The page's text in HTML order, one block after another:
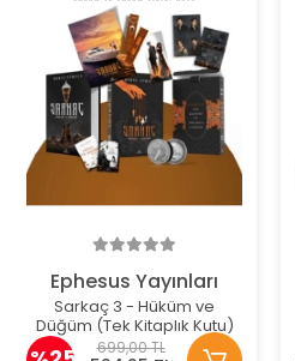
Ephesus Yayınları
Sarkaç 3 - Hüküm ve
Düğüm (Tek Kitaplık Kutu)
699,00 TL